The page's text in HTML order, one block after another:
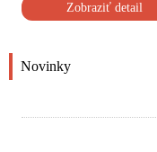
Zobraziť detail
Novinky